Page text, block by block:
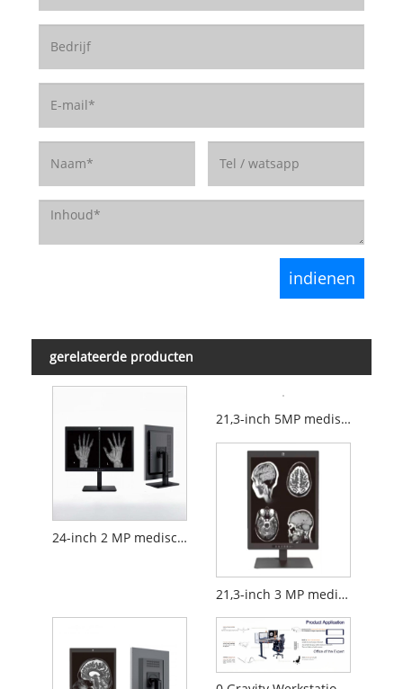
gerelateerde producten
24-inch 2 MP medische diagnostische monitor
21,3-inch 5MP medische diagnostische monitor
21,3-inch 3 MP medische diagnostische monitor